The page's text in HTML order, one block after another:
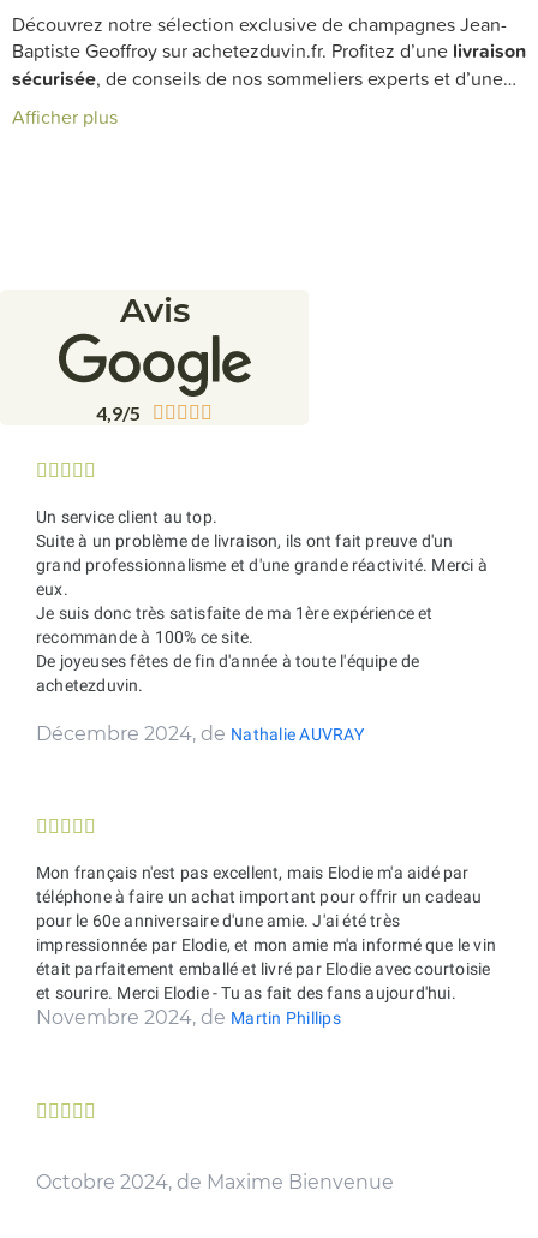
Découvrez notre sélection exclusive de champagnes Jean-
Baptiste Geoffroy sur achetezduvin.fr. Profitez d’une livraison
sécurisée, de conseils de nos sommeliers experts et d’une
cave soigneusement élaborée pour les amateurs de
champagnes d'exception.
Afficher plus
Avis
4,9/5     
    
Un service client au top.
Suite à un problème de livraison, ils ont fait preuve d'un
grand professionnalisme et d'une grande réactivité. Merci à
eux.
Je suis donc très satisfaite de ma 1ère expérience et
recommande à 100% ce site.
De joyeuses fêtes de fin d'année à toute l'équipe de
achetezduvin.
Décembre 2024, de Nathalie AUVRAY
    
Mon français n'est pas excellent, mais Elodie m'a aidé par
téléphone à faire un achat important pour offrir un cadeau
pour le 60e anniversaire d'une amie. J'ai été très
impressionnée par Elodie, et mon amie m'a informé que le vin
était parfaitement emballé et livré par Elodie avec courtoisie
et sourire. Merci Elodie - Tu as fait des fans aujourd'hui.
Novembre 2024, de Martin Phillips
    
Octobre 2024, de Maxime Bienvenue